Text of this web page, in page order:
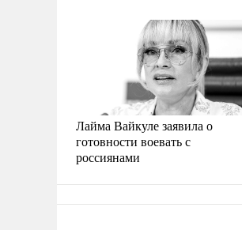
Лайма Вайкуле заявила о
готовности воевать с
россиянами